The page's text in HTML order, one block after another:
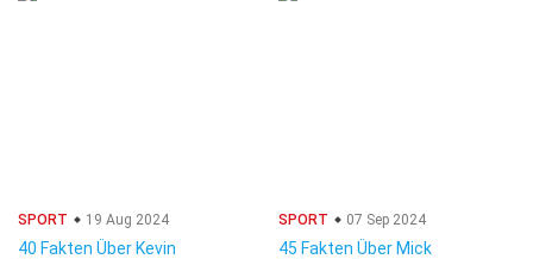
SPORT 19 Aug 2024
40 Fakten Über Kevin
SPORT 07 Sep 2024
45 Fakten Über Mick